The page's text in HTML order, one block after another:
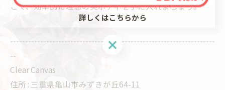
とで、効率的に理想の美ボディを手に入れましょう。
--------------------------------------------------------------------
--
Clear Canvas
住所 : 三重県亀山市みずきが丘64-11
詳しくはこちらから